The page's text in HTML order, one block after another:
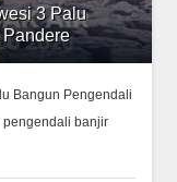
3 Palu
Bangun Pengendali
pengendali banjir